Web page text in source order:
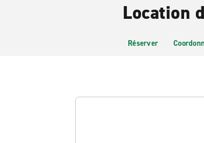
Location
Réserver